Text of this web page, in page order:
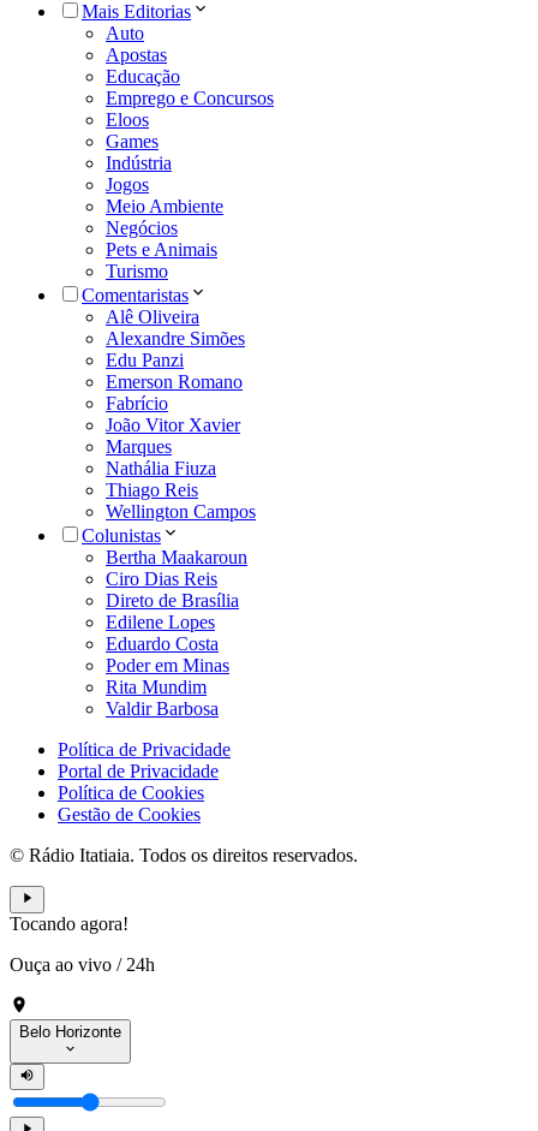
Mais Editorias
Auto
Apostas
Educação
Emprego e Concursos
Eloos
Games
Indústria
Jogos
Meio Ambiente
Negócios
Pets e Animais
Turismo
Comentaristas
Alê Oliveira
Alexandre Simões
Edu Panzi
Emerson Romano
Fabrício
João Vitor Xavier
Marques
Nathália Fiuza
Thiago Reis
Wellington Campos
Colunistas
Bertha Maakaroun
Ciro Dias Reis
Direto de Brasília
Edilene Lopes
Eduardo Costa
Poder em Minas
Rita Mundim
Valdir Barbosa
Política de Privacidade
Portal de Privacidade
Política de Cookies
Gestão de Cookies
© Rádio Itatiaia. Todos os direitos reservados.
Tocando agora!
Ouça ao vivo / 24h
Belo Horizonte